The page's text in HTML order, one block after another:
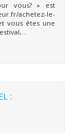
vous? » est
achetez-le-
vous êtes une
: